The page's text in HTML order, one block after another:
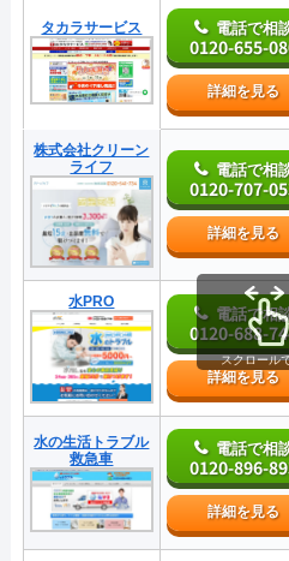
タカラサービス 電話で相
0120-655-
詳細を見る
株式会社クリーン
ライフ
電話で相
0120-707-
詳細を見る
水PRO
電話で相
0120-688-
詳細を見る
水の生活トラブル
救急車
電話で相
0120-896-
詳細を見る
スクロール